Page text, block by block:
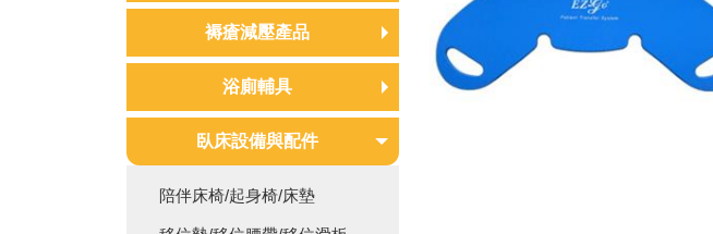
耀宏電動病床
三馬達
二馬達
單馬達
手搖病床
兒童病床/嬰兒床
褥瘡減壓產品
氣墊座/輪椅座墊 輔具補助B
氣墊座/輪椅座墊 輔具補助C
浴廁輔具
便盆沐浴椅
臥床設備與配件
陪伴床椅/起身椅/床墊